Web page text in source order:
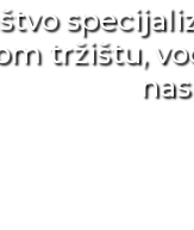
tržištu,